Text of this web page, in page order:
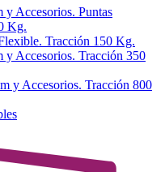
y Accesorios. Puntas
Kg.
Tracción 150 Kg.
y Accesorios. Tracción 350
y Accesorios. Tracción 800